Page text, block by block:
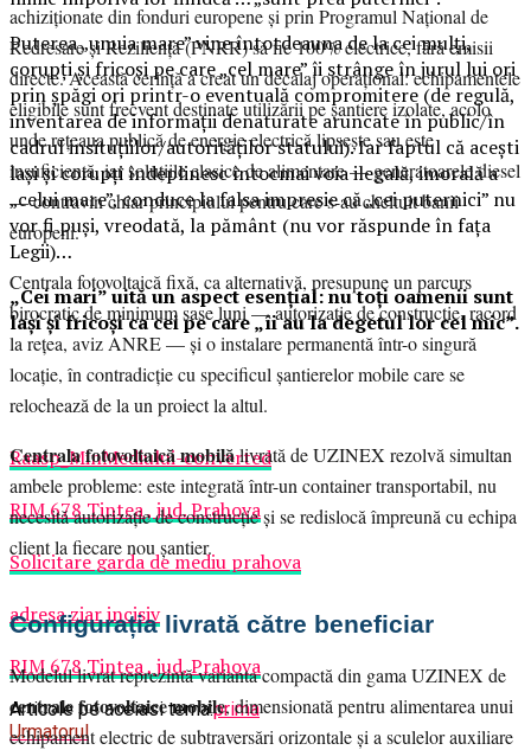
Puterea „unuia mare” vine întotdeauna de la cei mulți,
corupți și fricoși pe care „cel mare” îi strânge în jurul lui ori
prin șpăgi ori printr-o eventuală compromitere (de regulă,
inventarea de informații denaturate aruncate în public/în
cadrul insituțiilor/autorităților statului). Iar faptul că acești
lași și corupți îndeplinesc întocmai voia ilegală, imorală a
„celui mare”, conduce la falsa impresie că „cei puternici” nu
vor fi puși, vreodată, la pământ (nu vor răspunde în fața
Legii)…
„Cei mari” uită un aspect esențial: nu toți oamenii sunt
lași și fricoși ca cei pe care „îi au la degetul lor cel mic”.
Raasp_MinMediului-converted
RIM 678 Tintea , jud. Prahova
Solicitare garda de mediu prahova
adresa ziar incisiv
RIM 678 Tintea , jud. Prahova
Articole pe aceiasi tema:prima
Urmatorul
achiziționate din fonduri europene și prin Programul Național de
Redresare și Reziliență (PNRR) să fie 100% electrice, fără emisii
directe. Această cerință a creat un decalaj operațional: echipamentele
eligibile sunt frecvent destinate utilizării pe șantiere izolate, acolo
unde rețeaua publică de energie electrică lipsește sau este
insuficientă, iar soluțiile clasice de alimentare — generatoarele diesel
— contravin chiar principiului pentru care s-au cheltuit banii
europeni.
Centrala fotovoltaică fixă, ca alternativă, presupune un parcurs
birocratic de minimum șase luni — autorizație de construcție, racord
la rețea, aviz ANRE — și o instalare permanentă într-o singură
locație, în contradicție cu specificul șantierelor mobile care se
relochează de la un proiect la altul.
Centrala fotovoltaică mobilălivrată de UZINEX rezolvă simultan
ambele probleme: este integrată într-un container transportabil, nu
necesită autorizație de construcție și se redislocă împreună cu echipa
client la fiecare nou șantier.
Configurația livrată către beneficiar
Modelul livrat reprezintă varianta compactă din gama UZINEX de
centrale fotovoltaice mobile, dimensionată pentru alimentarea unui
echipament electric de subtraversări orizontale și a sculelor auxiliare